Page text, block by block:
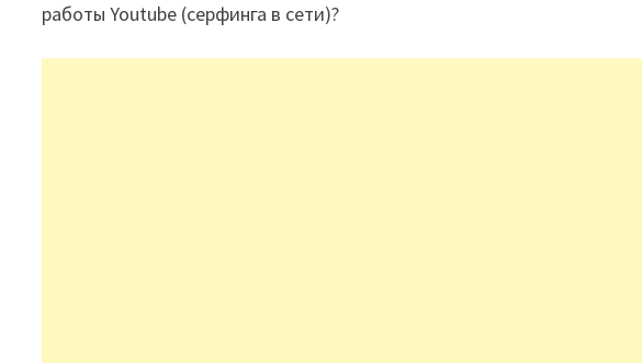
работы Youtube (серфинга в сети)?